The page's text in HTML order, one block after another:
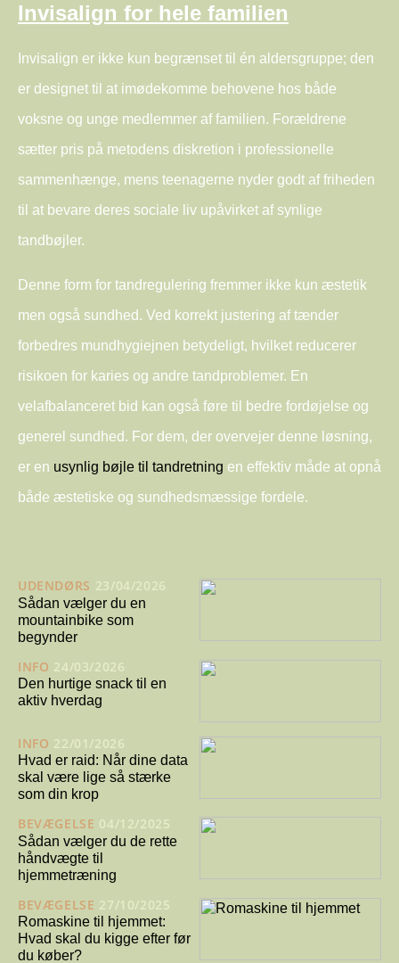
Invisalign for hele familien
Invisalign er ikke kun begrænset til én aldersgruppe; den
er designet til at imødekomme behovene hos både
voksne og unge medlemmer af familien. Forældrene
sætter pris på metodens diskretion i professionelle
sammenhænge, mens teenagerne nyder godt af friheden
til at bevare deres sociale liv upåvirket af synlige
tandbøjler.
Denne form for tandregulering fremmer ikke kun æstetik
men også sundhed. Ved korrekt justering af tænder
forbedres mundhygiejnen betydeligt, hvilket reducerer
risikoen for karies og andre tandproblemer. En
velafbalanceret bid kan også føre til bedre fordøjelse og
generel sundhed. For dem, der overvejer denne løsning,
er en usynlig bøjle til tandretning en effektiv måde at opnå
både æstetiske og sundhedsmæssige fordele.
UDENDØRS 23/04/2026
Sådan vælger du en
mountainbike som
begynder
INFO 24/03/2026
Den hurtige snack til en
aktiv hverdag
INFO 22/01/2026
Hvad er raid: Når dine data
skal være lige så stærke
som din krop
BEVÆGELSE 04/12/2025
Sådan vælger du de rette
håndvægte til
hjemmetræning
BEVÆGELSE 27/10/2025
Romaskine til hjemmet:
Hvad skal du kigge efter før
du køber?